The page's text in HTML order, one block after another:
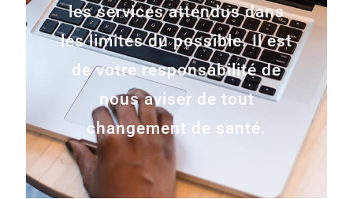
les services attendus dans
les limites du possible. Il est
de votre responsabilité de
nous aviser de tout
changement de santé.